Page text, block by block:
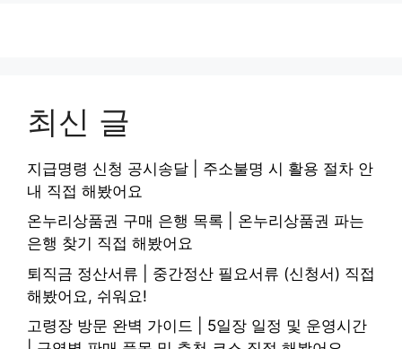
최신 글
지급명령 신청 공시송달 | 주소불명 시 활용 절차 안
내 직접 해봤어요
온누리상품권 구매 은행 목록 | 온누리상품권 파는
은행 찾기 직접 해봤어요
퇴직금 정산서류 | 중간정산 필요서류 (신청서) 직접
해봤어요, 쉬워요!
고령장 방문 완벽 가이드 | 5일장 일정 및 운영시간